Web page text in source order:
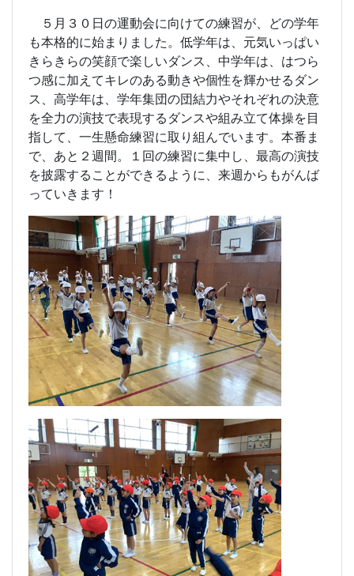
５月３０日の運動会に向けての練習が、どの学年
も本格的に始まりました。低学年は、元気いっぱい
きらきらの笑顔で楽しいダンス、中学年は、はつら
つ感に加えてキレのある動きや個性を輝かせるダン
ス、高学年は、学年集団の団結力やそれぞれの決意
を全力の演技で表現するダンスや組み立て体操を目
指して、一生懸命練習に取り組んでいます。本番ま
で、あと２週間。１回の練習に集中し、最高の演技
を披露することができるように、来週からもがんば
っていきます！